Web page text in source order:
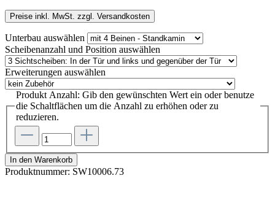
Preise inkl. MwSt. zzgl. Versandkosten
Unterbau auswählen
Scheibenanzahl und Position auswählen
Erweiterungen auswählen
Produkt Anzahl: Gib den gewünschten Wert ein oder benutze
die Schaltflächen um die Anzahl zu erhöhen oder zu
reduzieren.
In den Warenkorb
Produktnummer: SW10006.73